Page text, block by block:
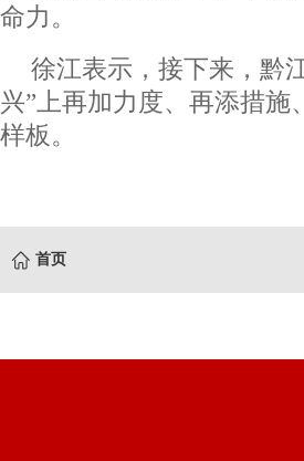
命力。
徐江表示，接下来，黔
兴”上再加力度、再添措
样板。
首页